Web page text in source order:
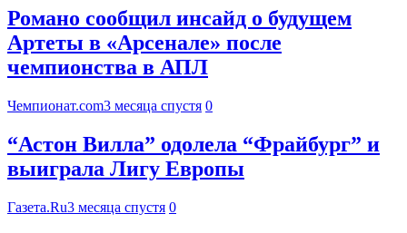
Романо сообщил инсайд о будущем
Артеты в «Арсенале» после
чемпионства в АПЛ
Чемпионат.com3 месяца спустя 0
“Астон Вилла” одолела “Фрайбург” и
выиграла Лигу Европы
Газета.Ru3 месяца спустя 0